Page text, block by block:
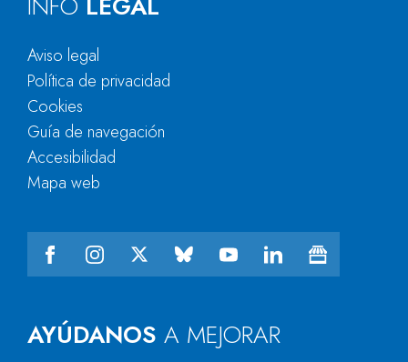
AYÚDANOS A MEJORAR
Aviso legal
Política de privacidad
Cookies
Guía de navegación
Accesibilidad
Mapa web